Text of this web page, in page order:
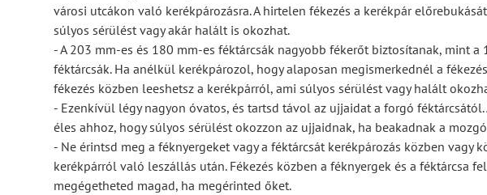
városi utcákon való kerékpározásra. A hirtelen fékezés a kerékpár
súlyos sérülést vagy akár halált is okozhat.
- A 203 mm-es és 180 mm-es féktárcsák nagyobb fékerőt biztosítanak, mint a
féktárcsák. Ha anélkül kerékpározol, hogy alaposan megismerkednél a
fékezés közben leeshetsz a kerékpárról, ami súlyos sérülést vagy halált
- Ezenkívül légy nagyon óvatos, és tartsd távol az ujjaidat a forgó féktárcsától.
éles ahhoz, hogy súlyos sérülést okozzon az ujjaidnak, ha beakadnak a
- Ne érintsd meg a féknyergeket vagy a féktárcsát kerékpározás közben vagy
kerékpárról való leszállás után. Fékezés közben a féknyergek és a féktárcsa
megégetheted magad, ha megérinted őket.